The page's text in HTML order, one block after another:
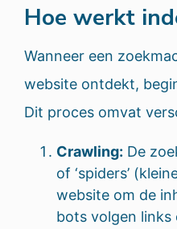
Hoe werkt
Wanneer een
website ontdekt,
Dit proces omvat
Crawling: De
of ‘spiders’
website om de
bots volgen links